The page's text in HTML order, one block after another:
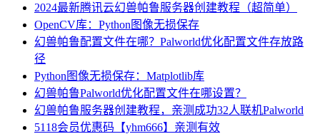
2024最新腾讯云幻兽帕鲁服务器创建教程（超简单）
OpenCV库：Python图像无损保存
幻兽帕鲁配置文件在哪？Palworld优化配置文件存放路
径
Python图像无损保存：Matplotlib库
幻兽帕鲁Palworld优化配置文件在哪设置？
幻兽帕鲁服务器创建教程，亲测成功32人联机Palworld
5118会员优惠码【yhm666】亲测有效